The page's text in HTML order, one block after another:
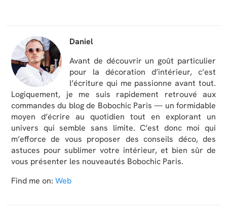
Daniel
Avant de découvrir un goût particulier
pour la décoration d’intérieur, c’est
l’écriture qui me passionne avant tout.
Logiquement, je me suis rapidement retrouvé aux
commandes du blog de Bobochic Paris — un formidable
moyen d’écrire au quotidien tout en explorant un
univers qui semble sans limite. C’est donc moi qui
m’efforce de vous proposer des conseils déco, des
astuces pour sublimer votre intérieur, et bien sûr de
vous présenter les nouveautés Bobochic Paris.
Find me on: Web